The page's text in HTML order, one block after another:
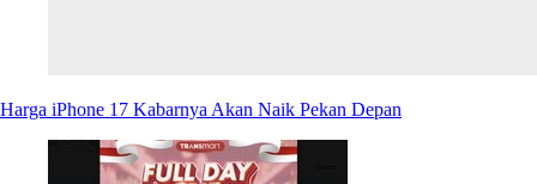
Harga iPhone 17 Kabarnya Akan Naik Pekan Depan